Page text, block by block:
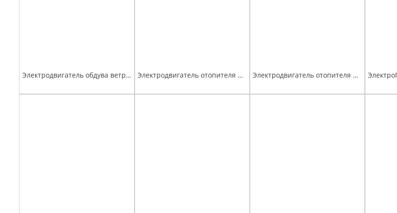
Электродвигатель обдува ветрового стекла ПАЗ-3205 с ротором Электродвигатель отопителя фронтального ПАЗ-320302-08 12В Электродвигатель отопителя фронтального ПАЗ-3204,320412 24В